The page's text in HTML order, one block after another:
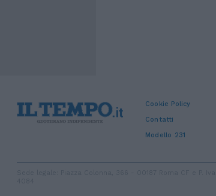
Cookie Policy
Contatti
Modello 231